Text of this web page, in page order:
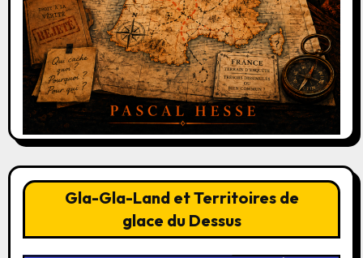
Gla-Gla-Land et Territoires de
glace du Dessus